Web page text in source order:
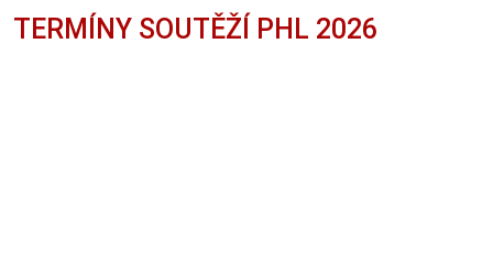
TERMÍNY SOUTĚŽÍ PHL 2026